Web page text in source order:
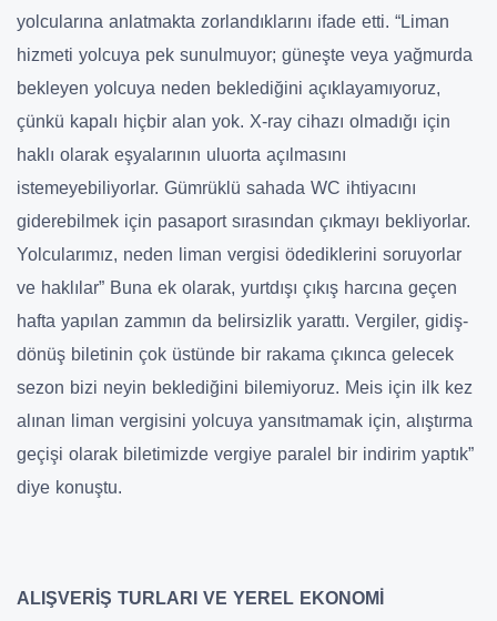
yolcularına anlatmakta zorlandıklarını ifade etti. “Liman
hizmeti yolcuya pek sunulmuyor; güneşte veya yağmurda
bekleyen yolcuya neden beklediğini açıklayamıyoruz,
çünkü kapalı hiçbir alan yok. X-ray cihazı olmadığı için
haklı olarak eşyalarının uluorta açılmasını
istemeyebiliyorlar. Gümrüklü sahada WC ihtiyacını
giderebilmek için pasaport sırasından çıkmayı bekliyorlar.
Yolcularımız, neden liman vergisi ödediklerini soruyorlar
ve haklılar” Buna ek olarak, yurtdışı çıkış harcına geçen
hafta yapılan zammın da belirsizlik yarattı. Vergiler, gidiş-
dönüş biletinin çok üstünde bir rakama çıkınca gelecek
sezon bizi neyin beklediğini bilemiyoruz. Meis için ilk kez
alınan liman vergisini yolcuya yansıtmamak için, alıştırma
geçişi olarak biletimizde vergiye paralel bir indirim yaptık”
diye konuştu.
ALIŞVERİŞ TURLARI VE YEREL EKONOMİ